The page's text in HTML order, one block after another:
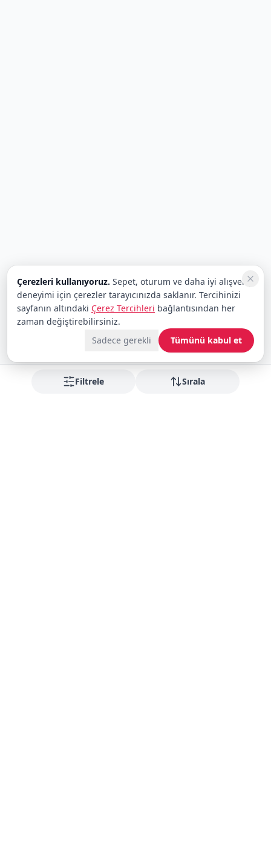
Filtrele Sırala
Çerezleri kullanıyoruz. Sepet, oturum ve daha iyi alışveriş
deneyimi için çerezler tarayıcınızda saklanır. Tercihinizi
sayfanın altındaki Çerez Tercihleri bağlantısından her
zaman değiştirebilirsiniz.
Sadece gerekli
Tümünü kabul et